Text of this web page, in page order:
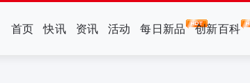
首页 快讯 资讯 活动 每日新品 创新百科